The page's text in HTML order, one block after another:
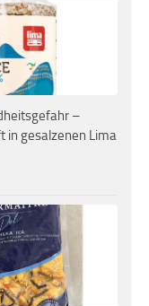
–
in gesalzenen Lima